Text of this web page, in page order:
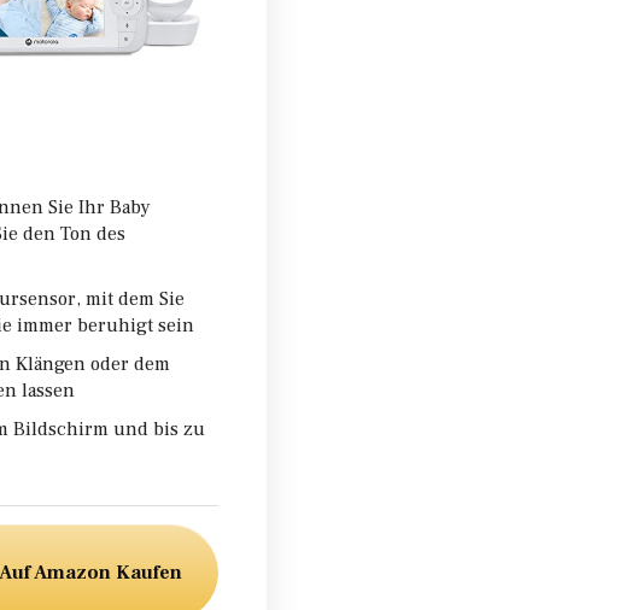
Sie Ihr Baby
den Ton des
mit dem Sie
immer beruhigt sein
Klängen oder dem
lassen
Bildschirm und bis zu
Amazon Kaufen